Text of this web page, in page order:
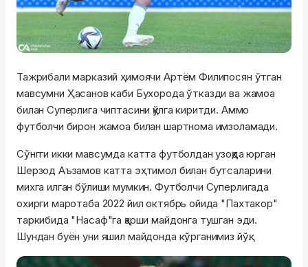
Тажрибали марказий ҳимоячи АртёмФилипосян ўтган
мавсумни Ҳасанов каби Бухорода ўтказди ва жамоа
билан Суперлига чиптасини қўлга киритди. Аммо
футболчи бирон жамоа билан шартнома имзоламади.
Сўнгги икки мавсумда катта футболдан узоқда юрган
Шерзод Аъзамов катта эҳтимол билан бутсаларини
михга илган бўлиши мумкин. Футболчи Суперлигада
охирги маротаба 2022 йил октябрь ойида "Пахтакор"
таркибида "Насаф"га қарши майдонга тушган эди.
Шундан буён уни яшил майдонда кўрганимиз йўқ.